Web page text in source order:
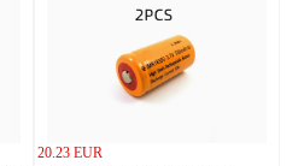
20.23 EUR